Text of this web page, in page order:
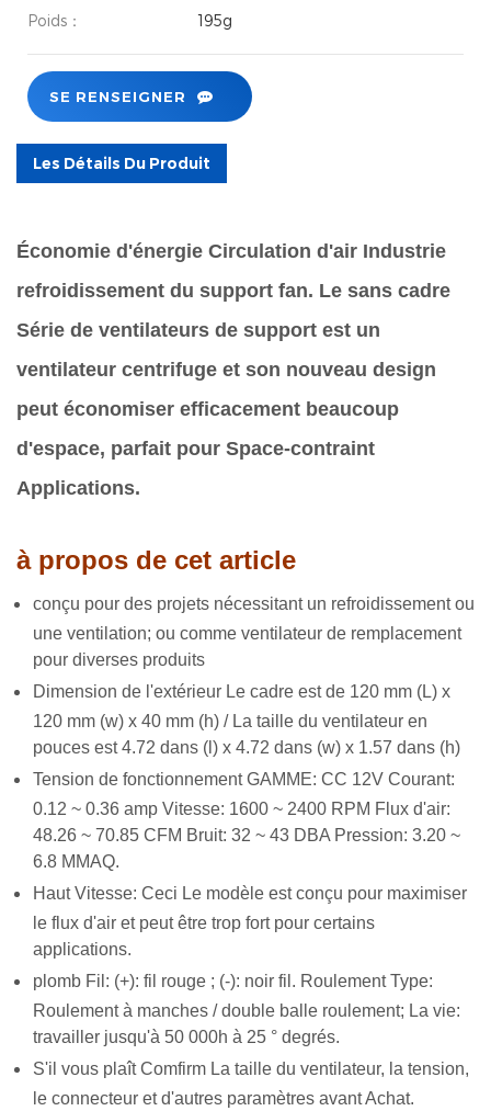
Poids： 195g
SE RENSEIGNER
Les Détails Du Produit
Économie d'énergie Circulation d'air Industrie
refroidissement du support fan. Le sans cadre
Série de ventilateurs de support est un
ventilateur centrifuge et son nouveau design
peut économiser efficacement beaucoup
d'espace, parfait pour Space-contraint
Applications.
à propos de cet article
conçu pour des projets nécessitant un refroidissement ou
une ventilation; ou comme ventilateur de remplacement
pour diverses produits
Dimension de l'extérieur Le cadre est de 120 mm (L) x
120 mm (w) x 40 mm (h) / La taille du ventilateur en
pouces est 4.72 dans (l) x 4.72 dans (w) x 1.57 dans (h)
Tension de fonctionnement GAMME: CC 12V Courant:
0.12 ~ 0.36 amp Vitesse: 1600 ~ 2400 RPM Flux d'air:
48.26 ~ 70.85 CFM Bruit: 32 ~ 43 DBA Pression: 3.20 ~
6.8 MMAQ.
Haut Vitesse: Ceci Le modèle est conçu pour maximiser
le flux d'air et peut être trop fort pour certains
applications.
plomb Fil: (+): fil rouge ; (-): noir fil. Roulement Type:
Roulement à manches / double balle roulement; La vie:
travailler jusqu'à 50 000h à 25 ° degrés.
S'il vous plaît Comfirm La taille du ventilateur, la tension,
le connecteur et d'autres paramètres avant Achat.